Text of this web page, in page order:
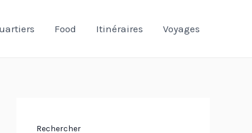
Food Itinéraires Voyages
Rechercher